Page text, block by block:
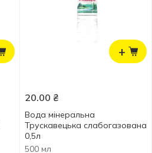
+
20.00 ₴
Вода мінеральна
Трускавецька слабогазована
0,5л
500 мл